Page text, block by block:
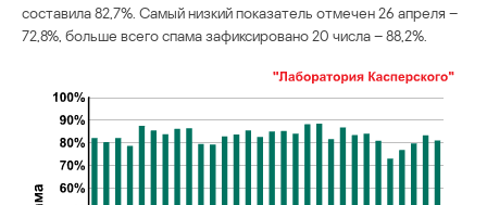
составила 82,7%. Самый низкий показатель отмечен 26 апреля –
72,8%, больше всего спама зафиксировано 20 числа – 88,2%.